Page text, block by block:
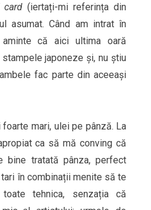
card (iertați-mi referința din
asumat. Când am intrat în
că aici ultima oară
japoneze și, nu știu
fac parte din aceeași
mari, ulei pe pânză. La
ca să mă conving că
bine tratată pânza, perfect
în combinații menite să te
tehnica, senzația că